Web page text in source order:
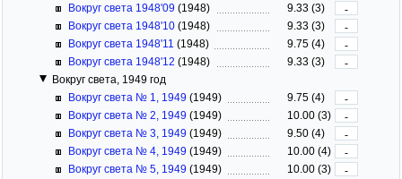
Вокруг света 1948'09 (1948) 9.33 (3)
-
Вокруг света 1948'10 (1948) 9.33 (3)
-
Вокруг света 1948'11 (1948) 9.75 (4)
-
Вокруг света 1948'12 (1948) 9.33 (3)
-
Вокруг света, 1949 год
Вокруг света № 1, 1949 (1949) 9.75 (4)
-
Вокруг света № 2, 1949 (1949) 10.00 (3)
-
Вокруг света № 3, 1949 (1949) 9.50 (4)
-
Вокруг света № 4, 1949 (1949) 10.00 (4)
-
Вокруг света № 5, 1949 (1949) 10.00 (3)
-